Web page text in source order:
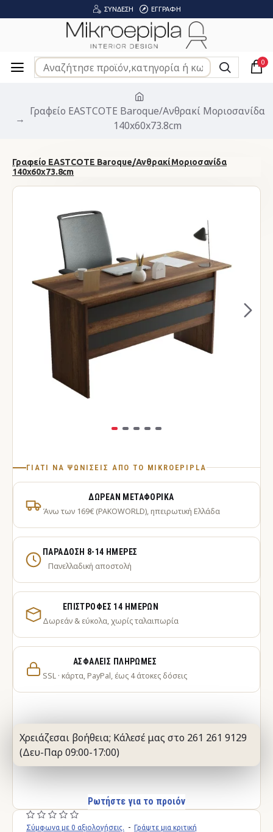
ΣΎΝΔΕΣΗ ΕΓΓΡΑΦΉ
0
Γραφείο EASTCOTE Baroque/Ανθρακί Μοριοσανίδα
140x60x73.8cm
Γραφείο EASTCOTE Baroque/Ανθρακί Μοριοσανίδα
140x60x73.8cm
ΓΙΑΤΊ ΝΑ ΨΩΝΊΣΕΙΣ ΑΠΌ ΤΟ MIKROEPIPLA
ΔΩΡΕΆΝ ΜΕΤΑΦΟΡΙΚΆ
Άνω των 169€ (PAKOWORLD), ηπειρωτική Ελλάδα
ΠΑΡΆΔΟΣΗ 8-14 ΗΜΈΡΕΣ
Πανελλαδική αποστολή
ΕΠΙΣΤΡΟΦΈΣ 14 ΗΜΕΡΏΝ
Δωρεάν & εύκολα, χωρίς ταλαιπωρία
ΑΣΦΑΛΕΊΣ ΠΛΗΡΩΜΈΣ
SSL · κάρτα, PayPal, έως 4 άτοκες δόσεις
Χρειάζεσαι βοήθεια; Κάλεσέ μας στο 261 261 9129
(Δευ-Παρ 09:00-17:00)
Ρωτήστε για το προιόν
Σύμφωνα με 0 αξιολογήσεις. - Γράψτε μια κριτική